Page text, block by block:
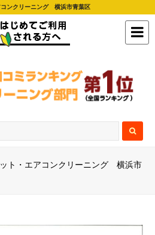
ンクリーニング 横浜市青葉区
ト・エアコンクリーニング 横浜市